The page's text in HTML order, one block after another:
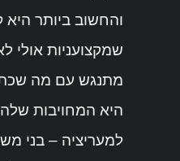
והחשוב ביותר
שמקצועניות אולי
מתנגש עם מה
היא המחויבות שלה
למעריציה – בני